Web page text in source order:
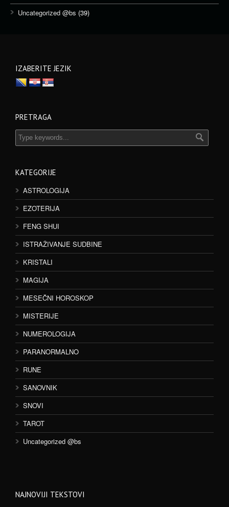
Uncategorized @bs (39)
IZABERITE JEZIK
PRETRAGA
KATEGORIJE
ASTROLOGIJA
EZOTERIJA
FENG SHUI
ISTRAŽIVANJE SUDBINE
KRISTALI
MAGIJA
MESEČNI HOROSKOP
MISTERIJE
NUMEROLOGIJA
PARANORMALNO
RUNE
SANOVNIK
SNOVI
TAROT
Uncategorized @bs
NAJNOVIJI TEKSTOVI